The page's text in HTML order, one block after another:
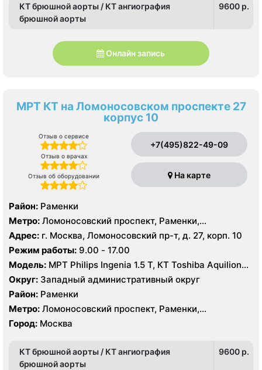
КТ брюшной аорты / КТ ангиография
брюшной аорты
9600 p.
Онлайн запись
МРТ КТ на Ломоносовском проспекте 27
корпус 10
Отзыв о сервисе
Отзыв о врачах
Отзыв об оборудовании
+7(495)822-49-09
На карте
Район: Раменки
Метро: Ломоносовский проспект, Раменки,
Университет
Адрес: г. Москва, Ломоносовский пр-т, д. 27, корп. 10
Режим работы: 9.00 - 17.00
Модель: МРТ Philips Ingenia 1.5 Т, КТ Toshiba Aquilion
64 среза
Округ: Западный административный округ
Район: Раменки
Метро: Ломоносовский проспект, Раменки,
Университет
Город: Москва
КТ брюшной аорты / КТ ангиография
брюшной аорты
9600 p.